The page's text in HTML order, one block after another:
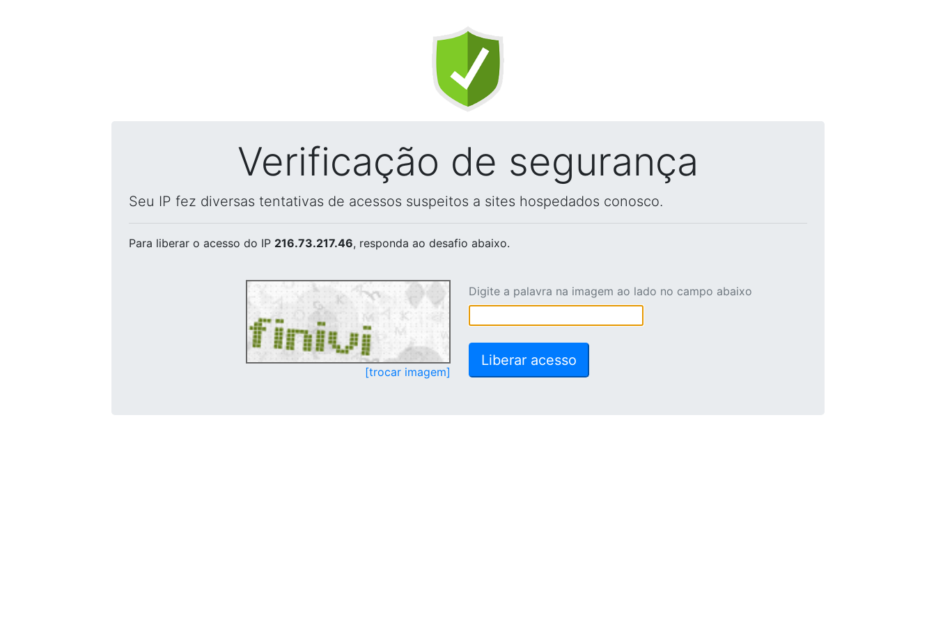
Verificação de segurança
Seu IP fez diversas tentativas de acessos suspeitos a sites hospedados conosco.
Para liberar o acesso do IP 216.73.217.46, responda ao desafio abaixo.
[trocar imagem]
Digite a palavra na imagem ao lado no campo abaixo